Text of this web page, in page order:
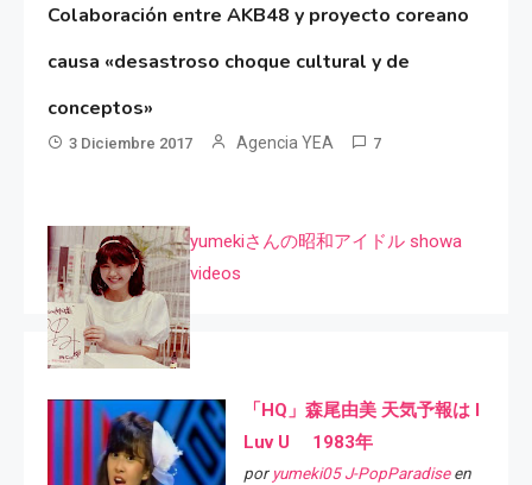
Colaboración entre AKB48 y proyecto coreano
causa «desastroso choque cultural y de
conceptos»
3 Diciembre 2017 Agencia YEA 7
yumekiさんの昭和アイドル showa
videos
「HQ」森尾由美 天気予報は I
Luv U 1983年
por yumeki05 J-PopParadiseen